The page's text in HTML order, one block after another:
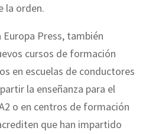
la orden.
Press, también
cursos de formación
en escuelas de conductores
la enseñanza para el
o en centros de formación
que han impartido